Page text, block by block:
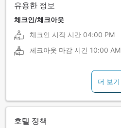
유용한 정보
체크인/체크아웃
체크인 시작 시간 04:00 PM
체크아웃 마감 시간 10:00 AM
더 보기
호텔 정책